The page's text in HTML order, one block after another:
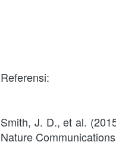
Referensi:
Smith, J. D., et al.
Nature